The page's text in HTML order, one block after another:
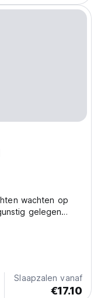
wachten op
gelegen
Marjan'.
Slaapzalen vanaf
€17.10